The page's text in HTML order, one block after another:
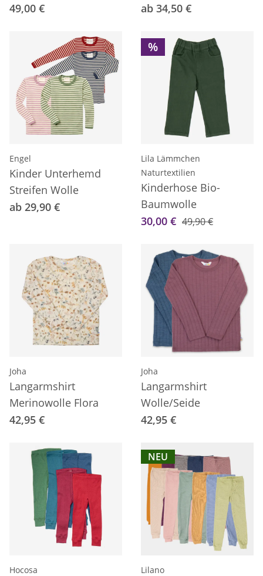
49,00 €
ab 34,50 €
Engel
Kinder Unterhemd
Streifen Wolle
ab 29,90 €
%
Lila Lämmchen
Naturtextilien
Kinderhose Bio-
Baumwolle
30,00 € 49,90 €
Joha
Langarmshirt
Merinowolle Flora
42,95 €
Joha
Langarmshirt
Wolle/Seide
42,95 €
Hocosa
NEU
Lilano